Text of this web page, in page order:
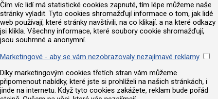
Čím víc lidí má statistické cookies zapnuté, tím lépe můžeme naše
stránky vyladit. Tyto cookies shromažďují informace o tom, jak lidé
web používají, které stránky navštívili, na co klikají. a na které odkazy
jsi klikla. Všechny informace, které soubory cookie shromažďují,
jsou souhrnné a anonymní.
Marketingové - aby se vám nezobrazovaly nezajímavé reklamy
Díky marketingovým cookies třetích stran vám můžeme
připomenout nabídky, které jste si prohlíželi na našich stránkách, i
jinde na internetu. Když tyto cookies zakážete, reklam bude pořád